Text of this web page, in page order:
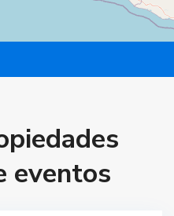
eventos